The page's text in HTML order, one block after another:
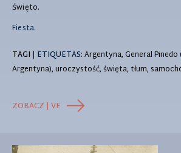
Święto.
Fiesta.
TAGI | ETIQUETAS: Argentyna, General
Argentyna), uroczystość, święta, tłum,
ZOBACZ | VE